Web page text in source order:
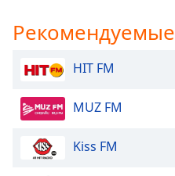
Рекомендуемые
HIT FM
MUZ FM
Kiss FM